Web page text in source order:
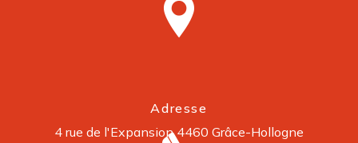
Adresse
4 rue de l'Expansion 4460 Grâce-Hollogne